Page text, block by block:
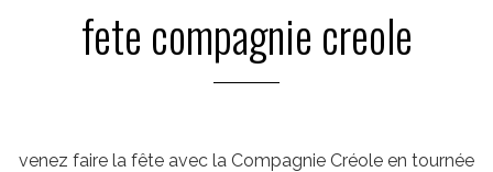
fete compagnie creole
venez faire la fête avec la Compagnie Créole en tournée